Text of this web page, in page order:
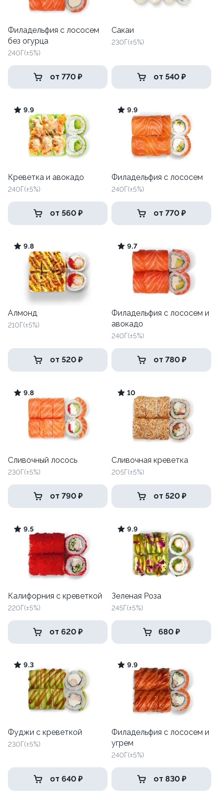
Филадельфия с лососем
без огурца
240Г(±5%)
от 770 ₽
Сакаи
230Г(±5%)
от 540 ₽
9.9
Креветка и авокадо
240Г(±5%)
от 560 ₽
9.9
Филадельфия с лососем
240Г(±5%)
от 770 ₽
9.8
Алмонд
210Г(±5%)
от 520 ₽
9.7
Филадельфия с лососем и
авокадо
240Г(±5%)
от 780 ₽
9.8
Сливочный лосось
230Г(±5%)
от 790 ₽
10
Сливочная креветка
205Г(±5%)
от 520 ₽
9.5
Калифорния с креветкой
220Г(±5%)
от 620 ₽
9.9
Зеленая Роза
245Г(±5%)
680 ₽
9.3
Фуджи с креветкой
230Г(±5%)
от 640 ₽
9.9
Филадельфия с лососем и
угрем
240Г(±5%)
от 830 ₽